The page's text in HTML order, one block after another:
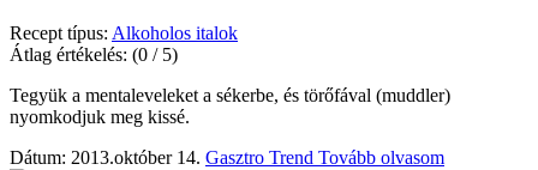
Recept típus: Alkoholos italok
Átlag értékelés: (0 / 5)
Tegyük a mentaleveleket a sékerbe, és törőfával (muddler)
nyomkodjuk meg kissé.
Dátum: 2013.október 14. Gasztro Trend Tovább olvasom